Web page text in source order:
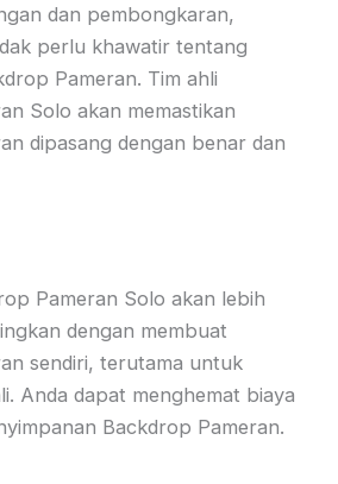
dan pembongkaran,
perlu khawatir tentang
Pameran. Tim ahli
Solo akan memastikan
dipasang dengan benar dan
Pameran Solo akan lebih
dengan membuat
sendiri, terutama untuk
Anda dapat menghemat biaya
Backdrop Pameran.